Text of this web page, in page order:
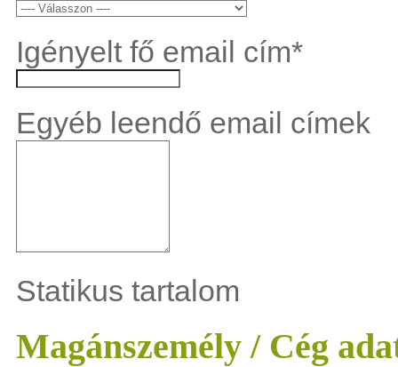
Igényelt fő email cím*
Egyéb leendő email címek
Statikus tartalom
Magánszemély / Cég